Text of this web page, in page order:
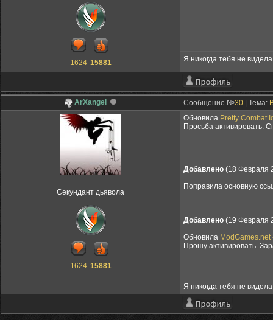
1624 15881 Я никогда тебя не
ArXangel Сообщение №30 | Тема:
Секундант дьявола
1624 15881
Обновила Pretty Combat
Просьба активировать.
Добавлено (18 Февраля
Поправила основную
Добавлено (19 Февраля
Обновила
Прошу активировать.
Я никогда тебя не